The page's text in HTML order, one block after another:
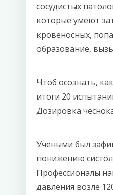
сосудистых
которые умеют
кровеносных,
образование,
Чтоб осознать,
итоги 20
Дозировка
Учеными был
понижению
Профессионалы
давления возле